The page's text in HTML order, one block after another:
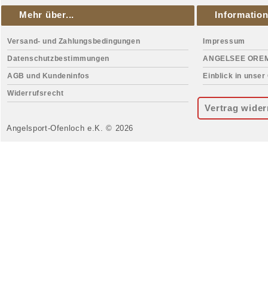
Mehr über...
Versand- und Zahlungsbedingungen
Datenschutzbestimmungen
AGB und Kundeninfos
Widerrufsrecht
Impressum
ANGELSEE
Einblick in unser
Vertrag
Angelsport-Ofenloch e.K. © 2026